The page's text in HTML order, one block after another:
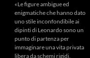
«Le figure ambigue ed
enigmatiche che hanno dato
uno stile inconfondibile ai
dipinti di Leonardo sono un
punto di partenza per
immaginare una vita privata
libera da schemi rigidi,